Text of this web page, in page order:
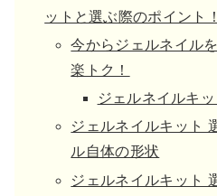
ットと選ぶ際のポイント！
今からジェルネイル
楽トク！
ジェルネイルキ
ジェルネイルキット
ル自体の形状
ジェルネイルキット